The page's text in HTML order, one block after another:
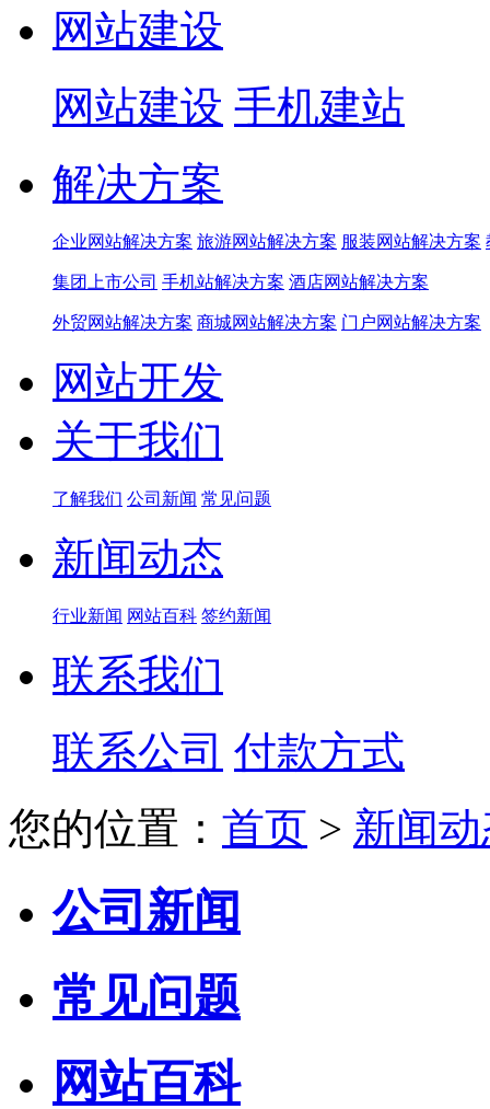
网站建设
网站建设 手机建站
解决方案
企业网站解决方案 旅游网站解决方案 服装网站解决方案
集团上市公司 手机站解决方案 酒店网站解决方案
外贸网站解决方案 商城网站解决方案 门户网站解决方案
网站开发
关于我们
了解我们 公司新闻 常见问题
新闻动态
行业新闻 网站百科 签约新闻
联系我们
联系公司 付款方式
您的位置： 首页 > 新闻
公司新闻
常见问题
网站百科